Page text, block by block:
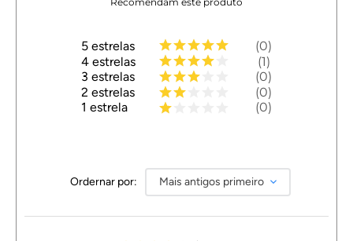
5 estrelas
4 estrelas
3 estrelas
2 estrelas
1 estrela
0
1
0
0
0
Ordernar por: Mais antigos primeiro